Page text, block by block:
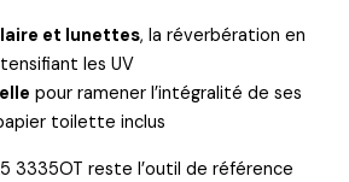
et lunettes, la réverbération en
les UV
pour ramener l’intégralité de ses
toilette inclus
3335OT reste l’outil de référence